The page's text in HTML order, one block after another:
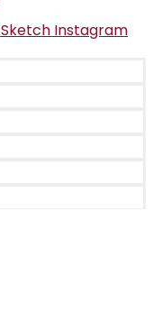
Sketch Instagram